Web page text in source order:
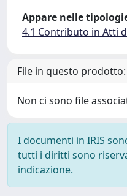
Appare nelle
4.1 Contributo in Atti
File in questo prodotto:
Non ci sono file
I documenti in IRIS
tutti i diritti sono
indicazione.